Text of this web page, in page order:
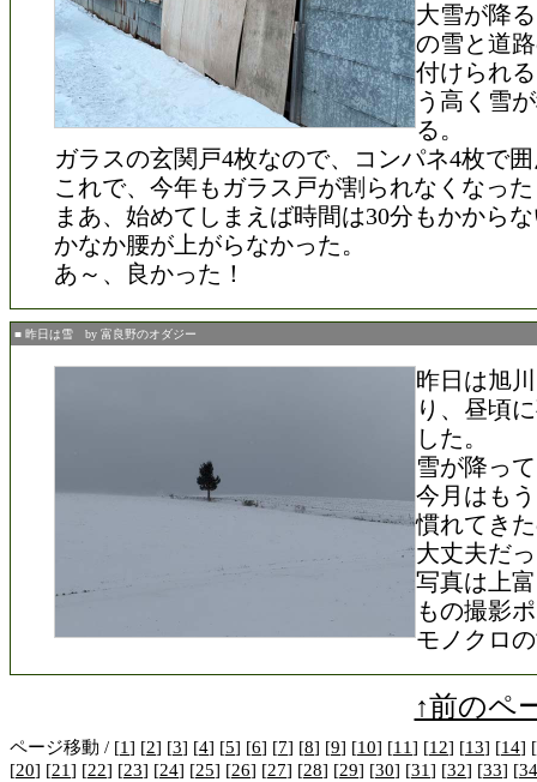
大雪が降
の雪と道
付けられ
う高く雪
る。
ガラスの玄関戸4枚なので、コンパネ4枚で
これで、今年もガラス戸が割られなくなっ
まあ、始めてしまえば時間は30分もかから
かなか腰が上がらなかった。
あ～、良かった！
■ 昨日は雪 by 富良野のオダジー
昨日は旭
り、昼頃
した。
雪が降っ
今月はも
慣れてき
大丈夫だ
写真は上
もの撮影
モノクロ
↑前のペ
ページ移動 / [1] [2] [3] [4] [5] [6] [7] [8] [9] [10] [11] [12] [13] [14] [
[20] [21] [22] [23] [24] [25] [26] [27] [28] [29] [30] [31] [32] [33] [34